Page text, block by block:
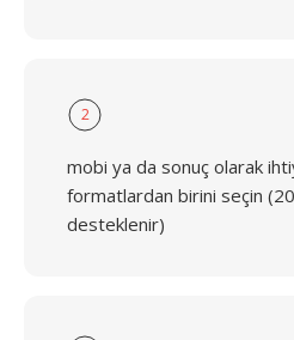
2
mobi ya da sonuç olarak
formatlardan birini seçin
desteklenir)